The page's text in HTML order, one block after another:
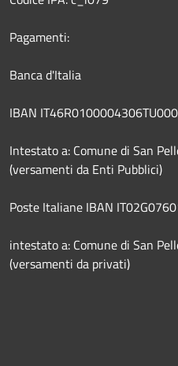
Pagamenti:
Banca d'Italia
IBAN
Intestato a: Comune di San
(versamenti da Enti Pubblici)
Poste Italiane IBAN
intestato a: Comune di San
(versamenti da privati)